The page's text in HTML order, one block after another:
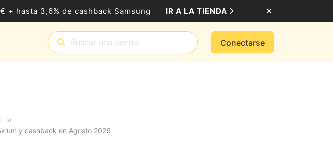
+ hasta 3,6% de cashback Samsung IR A LA TIENDA
Conectarse
51
y cashback en Agosto 2026